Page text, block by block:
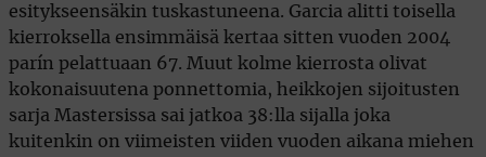
esitykseensäkin tuskastuneena. Garcia alitti toisella
kierroksella ensimmäisä kertaa sitten vuoden 2004
parín pelattuaan 67. Muut kolme kierrosta olivat
kokonaisuutena ponnettomia, heikkojen sijoitusten
sarja Mastersissa sai jatkoa 38:lla sijalla joka
kuitenkin on viimeisten viiden vuoden aikana miehen